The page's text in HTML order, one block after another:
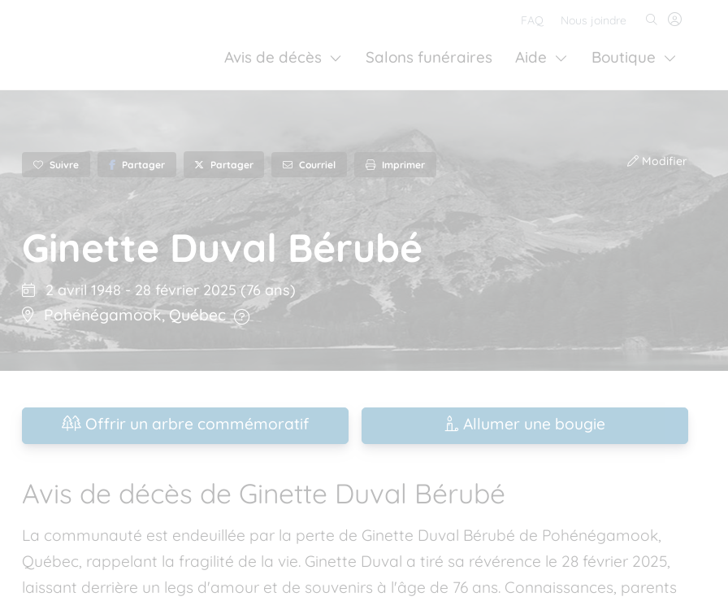
FAQ Nous joindre
Avis de décès Salons funéraires Aide Boutique
Suivre Partager Partager Courriel Imprimer Modifier
Ginette Duval Bérubé
2 avril 1948- 28 février 2025(76 ans)
Pohénégamook,Québec
Offrir un arbre commémoratif Allumer une bougie
Avis de décès de Ginette Duval Bérubé
La communauté est endeuillée par la perte de Ginette Duval Bérubé de Pohénégamook,
Québec, rappelant la fragilité de la vie. Ginette Duval a tiré sa révérence le 28 février 2025,
laissant derrière un legs d'amour et de souvenirs à l'âge de 76 ans. Connaissances, parents